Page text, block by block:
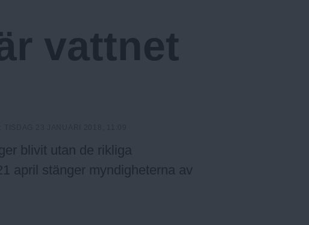
vattnet
blivit utan de rikliga
april stänger myndigheterna av